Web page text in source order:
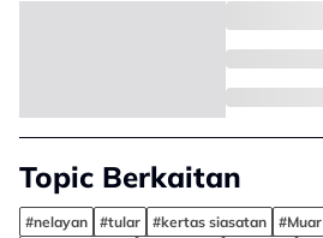
Topic Berkaitan
#nelayan #tular #kertas siasatan #Muar